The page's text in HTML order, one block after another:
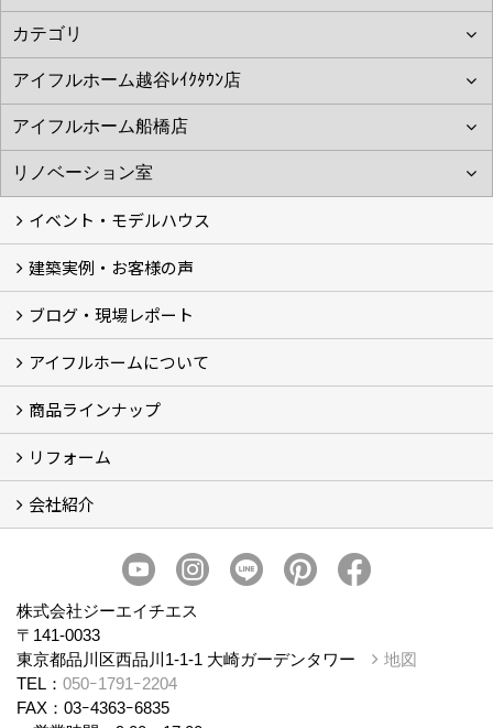
イベント・モデルハウス
イベント
モデルハウス見学
建築実例・お客様の声
建築実例
お客様の声
ブログ・現場レポート
ブログ
現場レポート
アイフルホームについて
アイフルホームについて (5)
商品ラインナップ
商品ラインナップ
リフォーム
まるごと断熱リフォーム
イベント情報
施工事例
会社紹介
スタッフ紹介
個人情報保護方針
株式会社ジーエイチエス
〒141-0033
東京都品川区西品川1-1-1 大崎ガーデンタワー
地図
TEL： 050ｰ1791ｰ2204
FAX：03ｰ4363ｰ6835